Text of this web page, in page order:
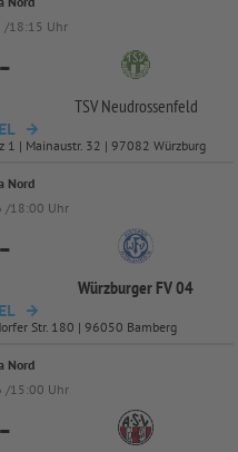
/18:15 Uhr
-
TSV Neudrossenfeld
1 | Mainaustr. 32 | 97082 Würzburg
Nord
/18:00 Uhr
-
Würzburger FV 04
Str. 180 | 96050 Bamberg
Nord
/15:00 Uhr
-